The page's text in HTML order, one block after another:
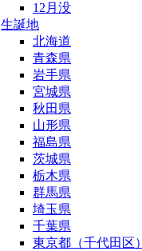
12月没
生誕地
北海道
青森県
岩手県
宮城県
秋田県
山形県
福島県
茨城県
栃木県
群馬県
埼玉県
千葉県
東京都（千代田区）